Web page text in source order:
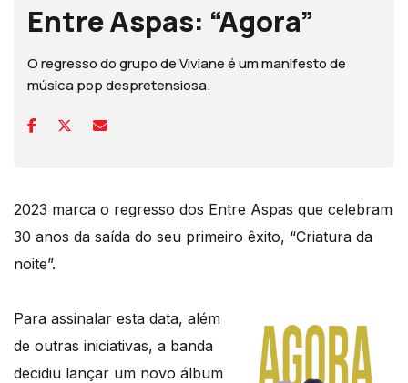
Entre Aspas: “Agora”
O regresso do grupo de Viviane é um manifesto de
música pop despretensiosa.
2023 marca o regresso dos Entre Aspas que celebram
30 anos da saída do seu primeiro êxito, “Criatura da
noite”.
Para assinalar esta data, além
de outras iniciativas, a banda
decidiu lançar um novo álbum